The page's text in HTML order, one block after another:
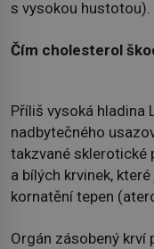
s vysokou hustotou).
Čím cholesterol
Příliš vysoká hladina
nadbytečného
takzvané sklerotické
a bílých krvinek,
kornatění tepen
Orgán zásobený krví